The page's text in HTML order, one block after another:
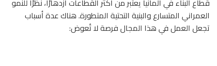
قطاع البناء في ألمانيا يعتبر من أكثر القطاعات ازدهارًا، نظرًا للنمو
العمراني المتسارع والبنية التحتية المتطورة. هناك عدة أسباب
تجعل العمل في هذا المجال فرصة لا تُعوض: